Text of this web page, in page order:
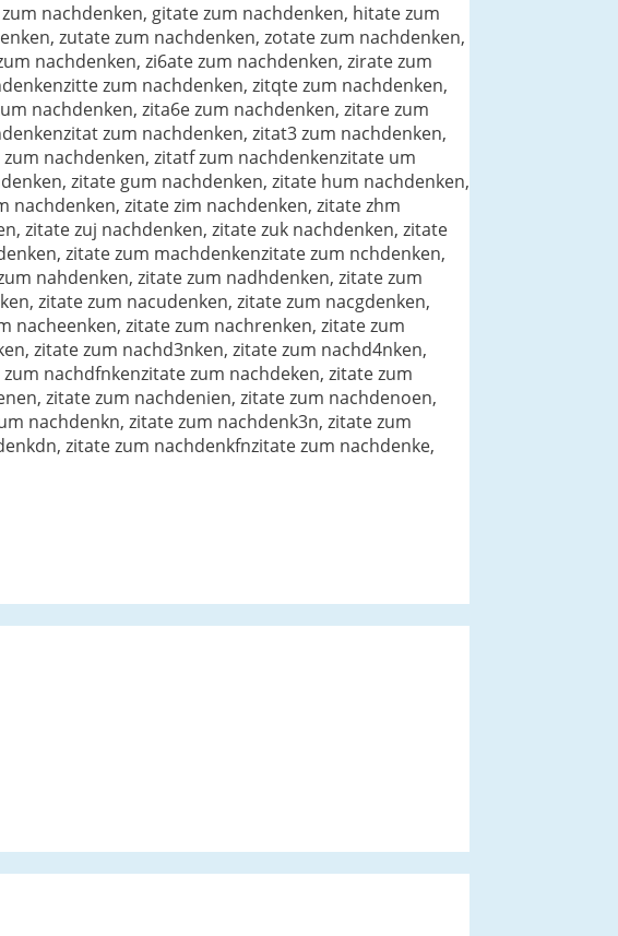
nachdenken, gitate zum nachdenken, hitate zum
zutate zum nachdenken, zotate zum nachdenken,
nachdenken, zi6ate zum nachdenken, zirate zum
zum nachdenken, zitqte zum nachdenken,
nachdenken, zita6e zum nachdenken, zitare zum
zum nachdenken, zitat3 zum nachdenken,
nachdenken, zitatf zum nachdenkenzitate um
zitate gum nachdenken, zitate hum nachdenken,
nachdenken, zitate zim nachdenken, zitate zhm
zitate zuj nachdenken, zitate zuk nachdenken, zitate
zitate zum machdenkenzitate zum nchdenken,
nahdenken, zitate zum nadhdenken, zitate zum
zitate zum nacudenken, zitate zum nacgdenken,
nacheenken, zitate zum nachrenken, zitate zum
zitate zum nachd3nken, zitate zum nachd4nken,
nachdfnkenzitate zum nachdeken, zitate zum
zitate zum nachdenien, zitate zum nachdenoen,
nachdenkn, zitate zum nachdenk3n, zitate zum
zitate zum nachdenkfnzitate zum nachdenke,